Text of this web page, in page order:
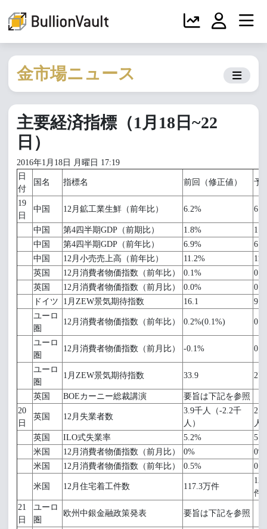
金市場ニュース
主要経済指標（1月18日~22
日）
2016年1月18日 月曜日 17:19
日
付
国名 指標名 前回（修正値） 予
19
日
中国 12月鉱工業生鮮（前年比） 6.2%
中国 第4四半期GDP（前期比） 1.8%
中国
第4四半期GDP（前年比） 6.9%
中国
12月小売売上高（前年比） 11.2%
英国
12月消費者物価指数（前年比） 0.1%
英国
12月消費者物価指数（前月比） 0.0%
ドイツ
1月ZEW景気期待指数 16.1
9.0
ユーロ
圏
12月消費者物価指数（前年比） 0.2%(0.1%)
ユーロ
圏
12月消費者物価指数（前月比） -0.1%
ユーロ
圏
1月ZEW景気期待指数 33.9
英国 BOEカーニー総裁講演
要旨は下記を参照
20
日
英国 12月失業者数
3.9千人（-2.2千
人）
2.5
人
英国
ILO式失業率 5.2%
米国
12月消費者物価指数（前月比） 0%
0%
米国
12月消費者物価指数（前年比） 0.5%
米国 12月住宅着工件数 117.3万件
件
21
日
ユーロ
圏
欧州中銀金融政策発表 要旨は下記を参照